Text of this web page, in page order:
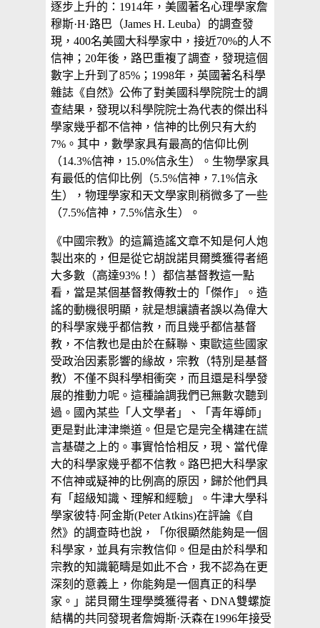
逐步上升的：1914年，美國著名心理學家詹
穆斯·H·路巴（James H. Leuba）的調查發
現，400名美國大科學家中，接近70%的人不
信神；20年後，路巴重複了調查，發現這個
數字上升到了85%；1998年，英國著名科學
雜誌《自然》公佈了對美國科學院院士的調
查結果，發現以科學院院士為代表的傑出科
學家幾乎都不信神，信神的比例只有大約
7%。其中，數學家具有最高的信仰比例
（14.3%信神，15.0%信永生）。生物學家具
有最低的信仰比例（5.5%信神，7.1%信永
生），物理學家和天文學家則稍微多了一些
（7.5%信神，7.5%信永生）。
《中國宗教》的這篇造謠文章不知是何人炮
製出來的，但是從它胡說諾貝爾獎獲得者絕
大多數（高達93%！）都信基督教這一點
看，當是某個基督教傳教士的「傑作」。造
謠的動機很明顯，就是想讓讀者誤以為偉大
的科學家幾乎都信教，而且幾乎都信基督
教，不信教也是由於在蘇聯、東歐這些國家
受政治因素影響的緣故，宗教（特別是基督
教）不僅不與科學相衝突，而且還是科學發
展的推動力呢。這種論調我們已無數次聽到
過。國內某些「人文學者」、「青年導師」
更是對此津津樂道。但是它是完全構建在謊
言基礎之上的。事實恰恰相反，現、當代偉
大的科學家幾乎都不信教。路巴把大科學家
不信神或疑神的比例高的原因，歸於他們具
有「超級知識、理解和經驗」。牛津大學科
學家彼特·阿金斯(Peter Atkins)在評論《自
然》的調查時也說，「你很顯然能夠是一個
科學家，並具有宗教信仰。但是由於科學和
宗教的知識範疇是如此不合，我不認為在更
深刻的意義上，你能夠是一個真正的科學
家。」諾貝爾生理學獎獲得者、DNA雙螺旋
結構的共同發現者詹姆斯·沃森在1996年接受